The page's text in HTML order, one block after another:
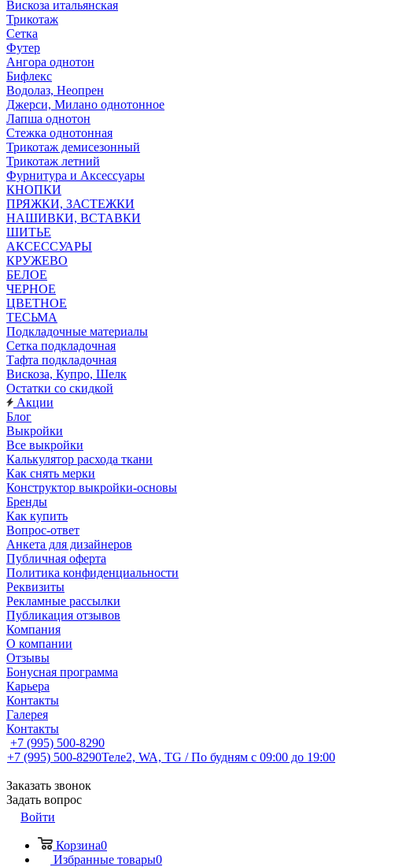
Вискоза итальянская
Трикотаж
Сетка
Футер
Ангора однотон
Бифлекс
Водолаз, Неопрен
Джерси, Милано однотонное
Лапша однотон
Стежка однотонная
Трикотаж демисезонный
Трикотаж летний
Фурнитура и Аксессуары
КНОПКИ
ПРЯЖКИ, ЗАСТЕЖКИ
НАШИВКИ, ВСТАВКИ
ШИТЬЕ
АКСЕССУАРЫ
КРУЖЕВО
БЕЛОЕ
ЧЕРНОЕ
ЦВЕТНОЕ
ТЕСЬМА
Подкладочные материалы
Сетка подкладочная
Тафта подкладочная
Вискоза, Купро, Шелк
Остатки со скидкой
Акции
Блог
Выкройки
Все выкройки
Калькулятор расхода ткани
Как снять мерки
Конструктор выкройки-основы
Бренды
Как купить
Вопрос-ответ
Анкета для дизайнеров
Публичная оферта
Политика конфиденциальности
Реквизиты
Рекламные рассылки
Публикация отзывов
Компания
О компании
Отзывы
Бонусная программа
Карьера
Контакты
Галерея
Контакты
+7 (995) 500-8290
+7 (995) 500-8290Теле2, WA, TG / По будням c 09:00 до 19:00
Заказать звонок
Задать вопрос
Войти
Корзина0
Избранные товары0